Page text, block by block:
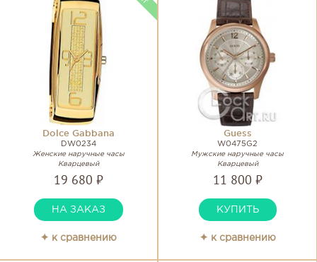
Dolce Gabbana
DW0234
Женские наручные часы
Кварцевый
19 680 ₽
НА ЗАКАЗ
✦ к сравнению
Guess
W0475G2
Мужские наручные часы
Кварцевый
11 800 ₽
КУПИТЬ
✦ к сравнению